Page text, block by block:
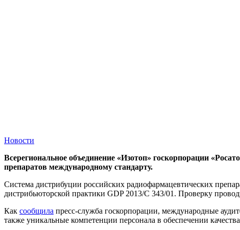
Новости
Всерегиональное объединение «Изотоп» госкорпорации
препаратов международному стандарту.
Система дистрибуции российских радиофармацевтических
дистрибьюторской практики GDP 2013/C 343/01. Проверку
Как сообщила пресс-служба госкорпорации, международные
также уникальные компетенции персонала в обеспечении